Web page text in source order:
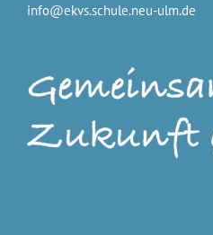
info@ekvs.schule.neu-ulm.de